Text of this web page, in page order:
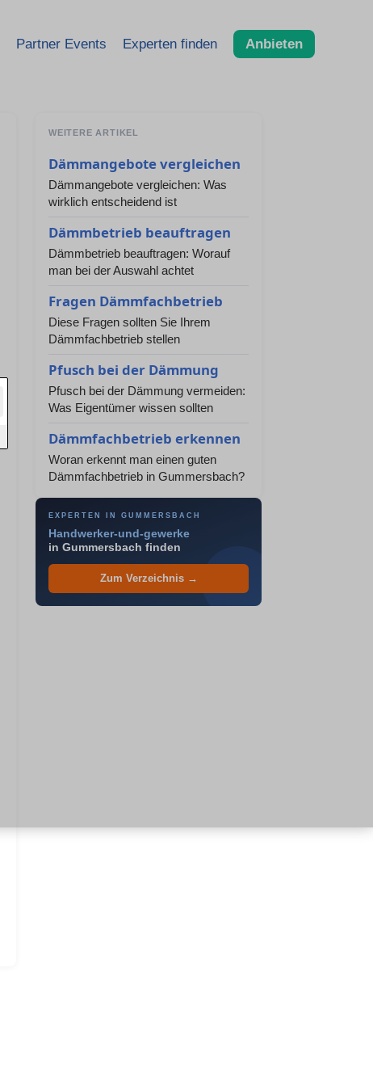
Partner Events Experten finden Anbieten
WEITERE ARTIKEL
Dämmangebote vergleichen
Dämmangebote vergleichen: Was
wirklich entscheidend ist
Dämmbetrieb beauftragen
Dämmbetrieb beauftragen: Worauf
man bei der Auswahl achtet
Fragen Dämmfachbetrieb
Diese Fragen sollten Sie Ihrem
Dämmfachbetrieb stellen
Pfusch bei der Dämmung
Pfusch bei der Dämmung vermeiden:
Was Eigentümer wissen sollten
Dämmfachbetrieb erkennen
Woran erkennt man einen guten
Dämmfachbetrieb in Gummersbach?
EXPERTEN IN GUMMERSBACH
Handwerker-und-gewerke
in Gummersbach finden
Zum Verzeichnis →